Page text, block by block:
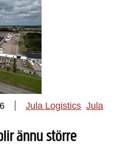
Jula Logistics Jula
ännu större